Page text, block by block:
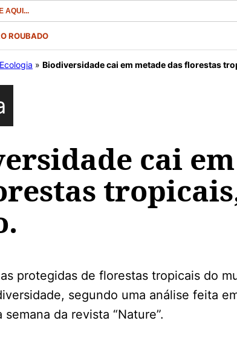
ROUBADO
Ecologia » Biodiversidade cai em metade das florestas
cai
protegidas de florestas tropicais do
segundo uma análise feita
da revista “Nature”.